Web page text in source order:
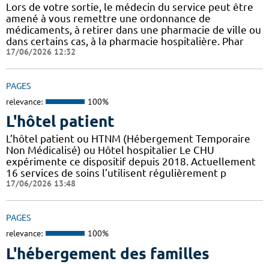
Lors de votre sortie, le médecin du service peut être
amené à vous remettre une ordonnance de
médicaments, à retirer dans une pharmacie de ville ou
dans certains cas, à la pharmacie hospitalière. Phar
17/06/2026 12:32
PAGES
relevance: 100%
L'hôtel patient
L’hôtel patient ​​ou HTNM (Hébergement Temporaire
Non Médicalisé)​​​​​​ ou Hôtel hospitalier Le CHU
expérimente ce dispositif depuis 2018. Actuellement
16 services de soins l’utilisent régulièrement p
17/06/2026 13:48
PAGES
relevance: 100%
L'hébergement des familles